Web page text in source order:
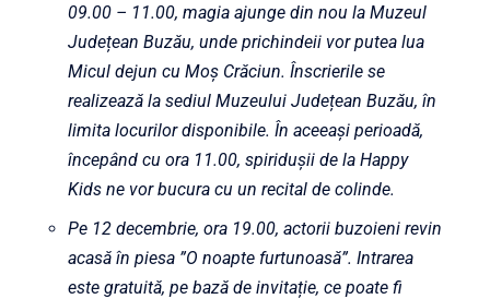
09.00 – 11.00, magia ajunge din nou la Muzeul
Județean Buzău, unde prichindeii vor putea lua
Micul dejun cu Moș Crăciun. Înscrierile se
realizează la sediul Muzeului Județean Buzău, în
limita locurilor disponibile. În aceeași perioadă,
începând cu ora 11.00, spiridușii de la Happy
Kids ne vor bucura cu un recital de colinde.
Pe 12 decembrie, ora 19.00, actorii buzoieni revin
acasă în piesa ”O noapte furtunoasă”. Intrarea
este gratuită, pe bază de invitație, ce poate fi